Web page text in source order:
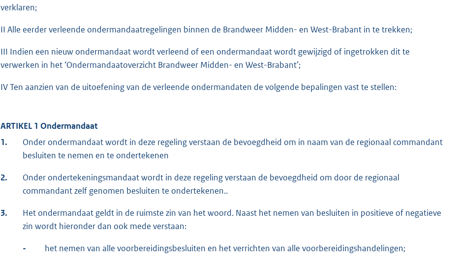
verklaren;
II Alle eerder verleende ondermandaatregelingen binnen de Brandweer Midden- en West-Brabant in te trekken;
III Indien een nieuw ondermandaat wordt verleend of een ondermandaat wordt gewijzigd of ingetrokken dit te
verwerken in het ‘Ondermandaatoverzicht Brandweer Midden- en West-Brabant’;
IV Ten aanzien van de uitoefening van de verleende ondermandaten de volgende bepalingen vast te stellen:
ARTIKEL 1 Ondermandaat
1.
Onder ondermandaat wordt in deze regeling verstaan de bevoegdheid om in naam van de regionaal commandant
besluiten te nemen en te ondertekenen
2.
Onder ondertekeningsmandaat wordt in deze regeling verstaan de bevoegdheid om door de regionaal
commandant zelf genomen besluiten te ondertekenen..
3.
Het ondermandaat geldt in de ruimste zin van het woord. Naast het nemen van besluiten in positieve of negatieve
zin wordt hieronder dan ook mede verstaan:
- het nemen van alle voorbereidingsbesluiten en het verrichten van alle voorbereidingshandelingen;